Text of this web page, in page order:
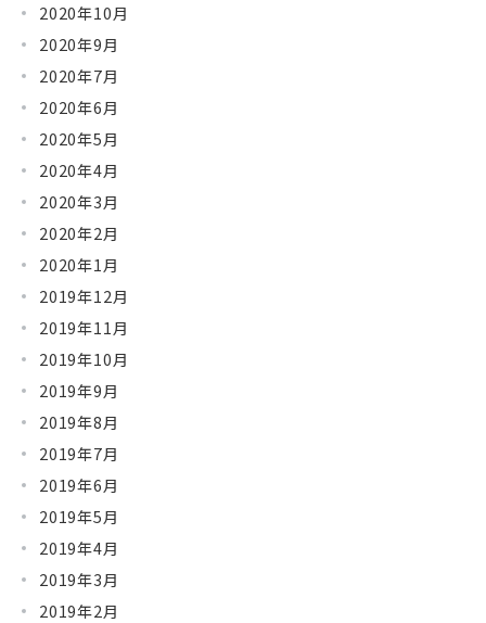
2020年10月
2020年9月
2020年7月
2020年6月
2020年5月
2020年4月
2020年3月
2020年2月
2020年1月
2019年12月
2019年11月
2019年10月
2019年9月
2019年8月
2019年7月
2019年6月
2019年5月
2019年4月
2019年3月
2019年2月